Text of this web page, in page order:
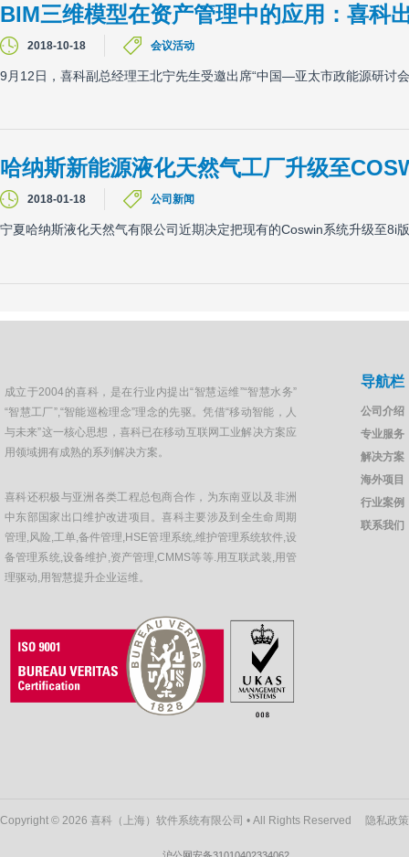
BIM三维模型在资产管理中的应用：喜科
2018-10-18 会议活动
9月12日，喜科副总经理王北宁先生受邀出席“中国—亚太市政能源研讨
哈纳斯新能源液化天然气工厂升级至
2018-01-18 公司新闻
宁夏哈纳斯液化天然气有限公司近期决定把现有的Coswin系统升级至8i
成立于2004的喜科，是在行业内提出“智慧运维”“智慧水务”
“智慧工厂”,“智能巡检理念”理念的先驱。凭借“移动智能，人
与未来”这一核心思想，喜科已在移动互联网工业解决方案应
用领域拥有成熟的系列解决方案。
喜科还积极与亚洲各类工程总包商合作，为东南亚以及非洲
中东部国家出口维护改进项目。喜科主要涉及到全生命周期
管理,风险,工单,备件管理,HSE管理系统,维护管理系统软件,设
备管理系统,设备维护,资产管理,CMMS等等.用互联武装,用管
理驱动,用智慧提升企业运维。
导航栏
公司介绍
专业服务
解决方案
海外项目
行业案例
联系我们
Copyright © 2026 喜科（上海）软件系统有限公司 • All Rights Reserved 隐私政策